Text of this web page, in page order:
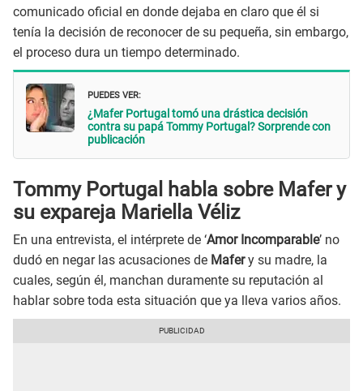
comunicado oficial en donde dejaba en claro que él si
tenía la decisión de reconocer de su pequeña, sin embargo,
el proceso dura un tiempo determinado.
PUEDES VER:
¿Mafer Portugal tomó una drástica decisión
contra su papá Tommy Portugal? Sorprende con
publicación
Tommy Portugal habla sobre Mafer y
su expareja Mariella Véliz
En una entrevista, el intérprete de ‘Amor Incomparable’ no
dudó en negar las acusaciones de Mafery su madre, la
cuales, según él, manchan duramente su reputación al
hablar sobre toda esta situación que ya lleva varios años.